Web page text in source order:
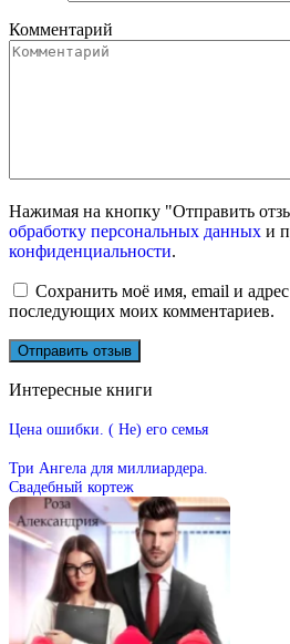
Комментарий
Нажимая на кнопку "Отправить
обработку персональных данных и
конфиденциальности.
Сохранить моё имя, email и адрес
последующих моих комментариев.
Интересные книги
Цена ошибки. ( Не) его семья
Три Ангела для миллиардера.
Свадебный кортеж